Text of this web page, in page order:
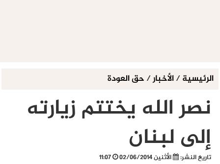
الرئيسية/الأخبار/ حق العودة
نصر الله يختتم زيارته
إلى لبنان
تاريخ النشر: الأثنين 02/06/2014